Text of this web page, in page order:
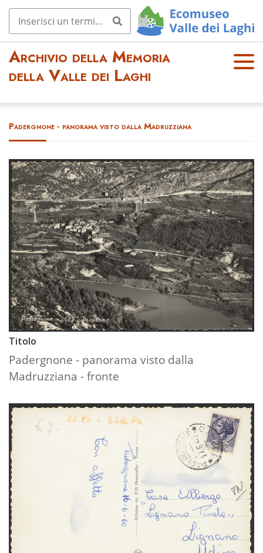
Archivio della Memoria
della Valle dei Laghi
OPE
Padergnone - panorama visto dalla Madruzziana
Titolo
Padergnone - panorama visto dalla
Madruzziana - fronte